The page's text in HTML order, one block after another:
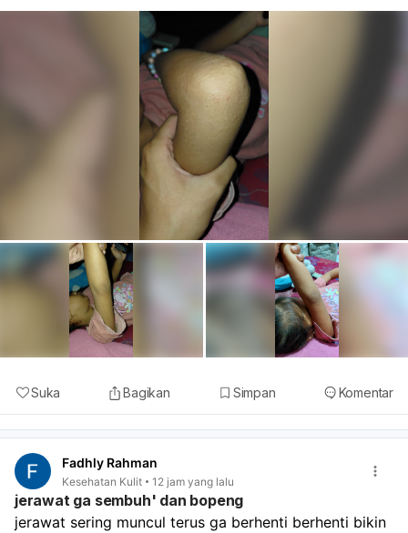
Suka Bagikan Simpan Komentar
Fadhly Rahman
Kesehatan Kulit 12 jam yang lalu
jerawat ga sembuh' dan bopeng
jerawat sering muncul terus ga berhenti berhenti bikin